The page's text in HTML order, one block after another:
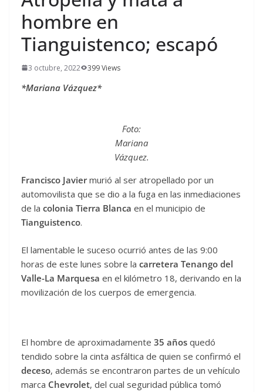
hombre en
Tianguistenco; escapó
3 octubre, 2022 399 Views
*Mariana Vázquez*
Foto:
Mariana
Vázquez.
Francisco Javiermurió al ser atropellado por un
automovilista que se dio a la fuga en las inmediaciones
de la colonia Tierra Blanca en el municipio de
Tianguistenco.
El lamentable le suceso ocurrió antes de las 9:00
horas de este lunes sobre la carretera Tenango del
Valle-La Marquesa en el kilómetro 18, derivando en la
movilización de los cuerpos de emergencia.
El hombre de aproximadamente 35 años quedó
tendido sobre la cinta asfáltica de quien se confirmó el
deceso, además se encontraron partes de un vehículo
marca Chevrolet, del cual seguridad pública tomó